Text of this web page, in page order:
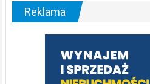
Reklama